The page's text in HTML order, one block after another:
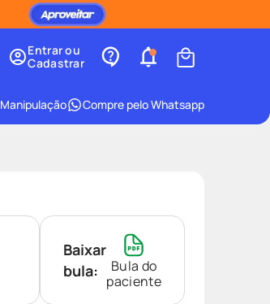
Entrar ou
Cadastrar
Manipulação Compre pelo Whatsapp
Baixar
bula:
Bula do
paciente